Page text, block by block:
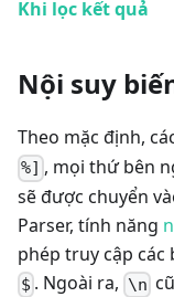
Khi lọc kết quả
Nội suy
Theo mặc định,
%] , mọi thứ bên
sẽ được chuyển
Parser, tính năng
phép truy cập
$ . Ngoài ra, \n